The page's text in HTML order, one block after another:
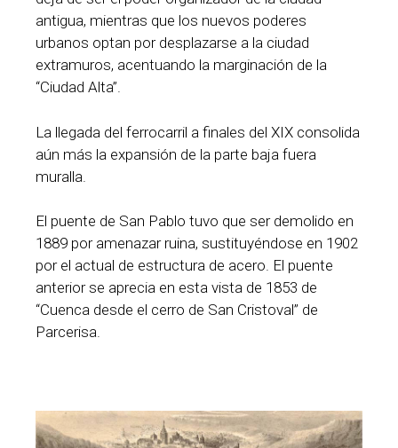
antigua, mientras que los nuevos poderes
urbanos optan por desplazarse a la ciudad
extramuros, acentuando la marginación de la
“Ciudad Alta”.
La llegada del ferrocarril a finales del XIX consolida
aún más la expansión de la parte baja fuera
muralla.
El puente de San Pablo tuvo que ser demolido en
1889 por amenazar ruina, sustituyéndose en 1902
por el actual de estructura de acero. El puente
anterior se aprecia en esta vista de 1853 de
“Cuenca desde el cerro de San Cristoval” de
Parcerisa.